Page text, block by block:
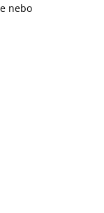
nebo